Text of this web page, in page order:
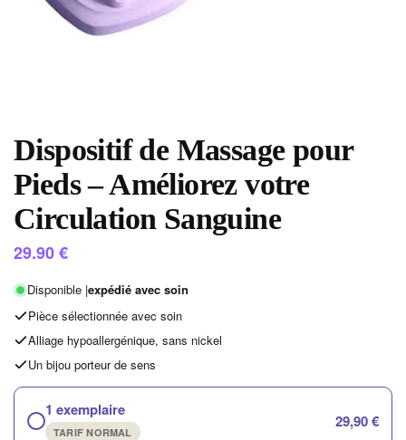
Dispositif de Massage pour
Pieds – Améliorez votre
Circulation Sanguine
29.90€
Disponible |expédié avec soin
Pièce sélectionnée avec soin
Alliage hypoallergénique, sans nickel
Un bijou porteur de sens
1 exemplaire
TARIF NORMAL
29,90 €